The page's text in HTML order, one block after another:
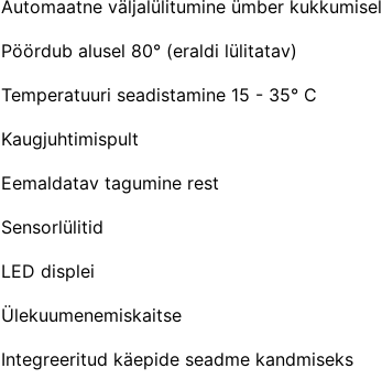
Automaatne väljalülitumine ümber kukkumisel
Pöördub alusel 80° (eraldi lülitatav)
Temperatuuri seadistamine 15 - 35° C
Kaugjuhtimispult
Eemaldatav tagumine rest
Sensorlülitid
LED displei
Ülekuumenemiskaitse
Integreeritud käepide seadme kandmiseks